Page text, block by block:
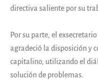
directiva saliente por su
Por su parte, el
agradeció la disposición y
capitalino, utilizando el
solución de problemas.